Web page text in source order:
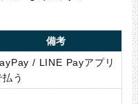
備考
/ LINE Payアプリ
払う